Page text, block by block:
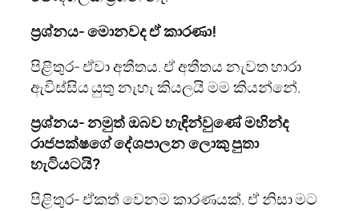
ප්‍රශ්නය- මොනවද ඒ කාරණා!
පිළිතුර- ඒවා අතීතය. ඒ අතීතය නැවත හාරා
ඇවිස්සිය යුතු නැහැ කියලයි මම කියන්නේ.
ප්‍රශ්නය- නමුත් ඔබව හැඳින්වුණේ මහින්ද
රාජපක්ෂගේ දේශපාලන ලොකු පුතා
හැටියටයි?
පිළිතුර- ඒකත් වෙනම කාරණයක්. ඒ නිසා මට